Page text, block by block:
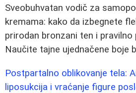
Sveobuhvatan vodič za
kremama: kako da izbegnete
prirodan bronzani ten i pravilno
Naučite tajne ujednačene boje
Postpartalno oblikovanje tela:
liposukcija i vraćanje figure